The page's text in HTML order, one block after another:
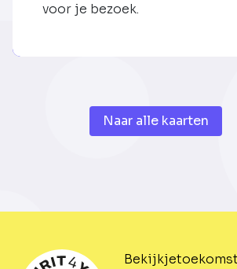
voor je bezoek.
Naar alle kaarten